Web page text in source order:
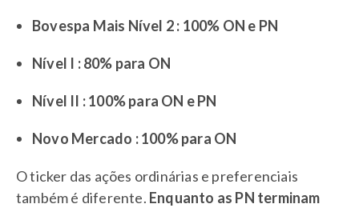
Bovespa Mais Nível 2 : 100% ON e PN
Nível I : 80% para ON
Nível II : 100% para ON e PN
Novo Mercado : 100% para ON
O ticker das ações ordinárias e preferenciais
também é diferente. Enquanto as PN terminam